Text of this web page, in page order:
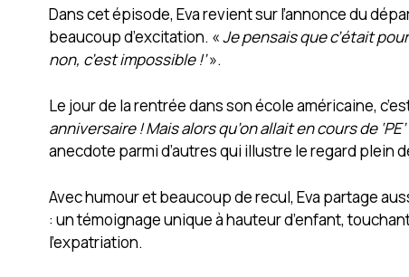
Dans cet épisode, Eva revient sur l’annonce du
beaucoup d’excitation. «Je pensais que c’était
non, c’est impossible !’».
Le jour de la rentrée dans son école américaine,
anniversaire ! Mais alors qu’on allait en cours de
anecdote parmi d’autres qui illustre le regard
Avec humour et beaucoup de recul, Eva partage
: un témoignage unique à hauteur d’enfant,
l’expatriation.